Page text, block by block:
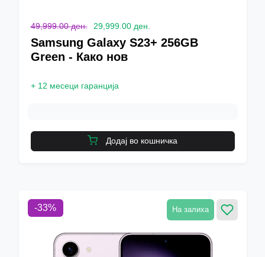
49,999.00 ден. 29,999.00 ден.
Samsung Galaxy S23+ 256GB
Green - Како нов
+ 12 месеци гаранција
Додај во кошничка
-33% На залиха